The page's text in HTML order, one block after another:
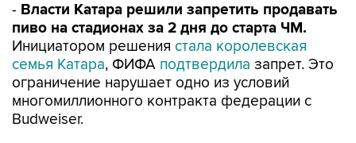
- Власти Катара решили запретить продавать
пиво на стадионах за 2 дня до старта ЧМ.
Инициатором решения стала королевская
семья Катара, ФИФА подтвердила запрет. Это
ограничение нарушает одно из условий
многомиллионного контракта федерации с
Budweiser.